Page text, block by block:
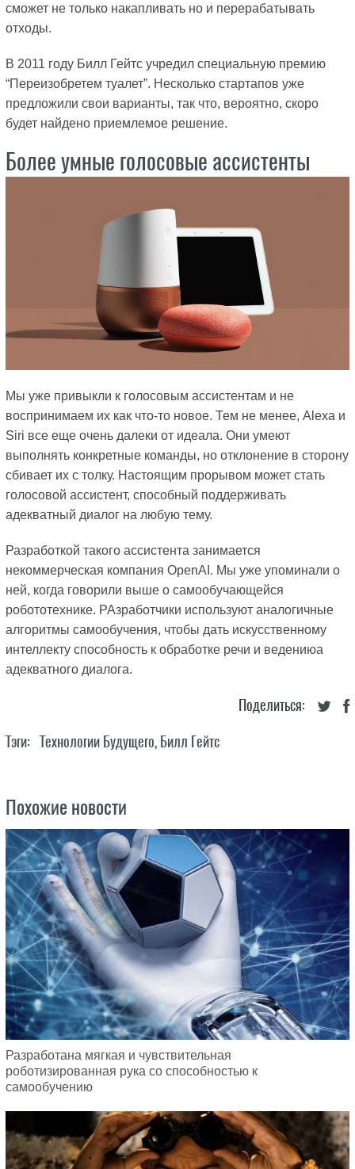
сможет не только накапливать но и перерабатывать
отходы.
В 2011 году Билл Гейтс учредил специальную премию
“Переизобретем туалет”. Несколько стартапов уже
предложили свои варианты, так что, вероятно, скоро
будет найдено приемлемое решение.
Более умные голосовые ассистенты
Мы уже привыкли к голосовым ассистентам и не
воспринимаем их как что-то новое. Тем не менее, Alexa и
Siri все еще очень далеки от идеала. Они умеют
выполнять конкретные команды, но отклонение в сторону
сбивает их с толку. Настоящим прорывом может стать
голосовой ассистент, способный поддерживать
адекватный диалог на любую тему.
Разработкой такого ассистента занимается
некоммерческая компания OpenAI. Мы уже упоминали о
ней, когда говорили выше о самообучающейся
робототехнике. РАзработчики используют аналогичные
алгоритмы самообучения, чтобы дать искусственному
интеллекту способность к обработке речи и ведениюа
адекватного диалога.
Поделиться:
Тэги: Технологии Будущего, Билл Гейтс
Похожие новости
Разработана мягкая и чувствительная
роботизированная рука со способностью к
самообучению